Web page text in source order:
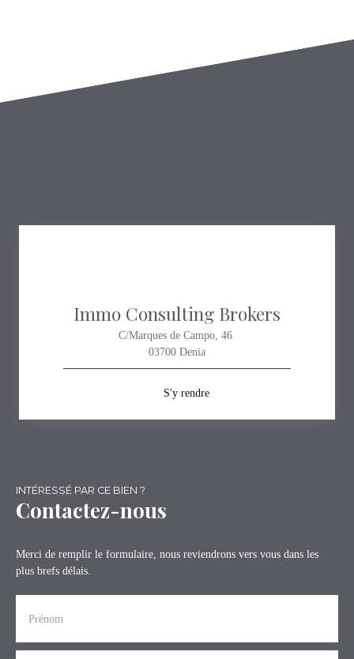
Immo Consulting Brokers
C/Marques de Campo, 46
03700 Denia
S'y rendre
INTÉRESSÉ PAR CE BIEN ?
Contactez-nous
Merci de remplir le formulaire, nous reviendrons vers vous dans les
plus brefs délais.
Prénom